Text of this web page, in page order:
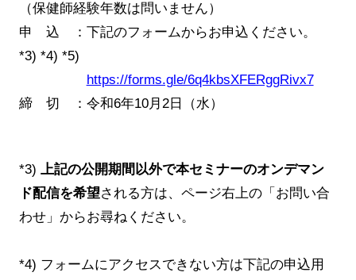
（保健師経験年数は問いません）
申 込 ：下記のフォームからお申込ください。
*3) *4) *5)
https://forms.gle/6q4kbsXFERggRivx7
締 切 ：令和6年10月2日（水）
*3) 上記の公開期間以外で本セミナーのオンデマン
ド配信を希望される方は、ページ右上の「お問い合
わせ」からお尋ねください。
*4) フォームにアクセスできない方は下記の申込用